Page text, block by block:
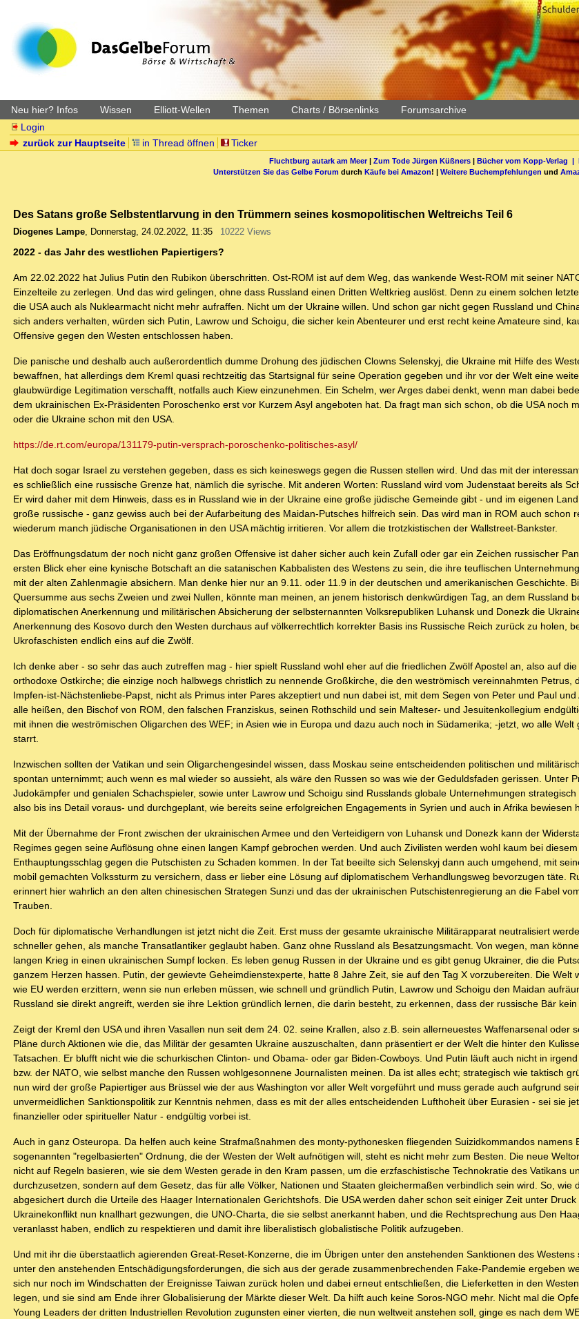
Neu hier? Infos Wissen Elliott-Wellen Themen Charts / Börsenlinks Forumsarchive
Login
zurück zur Hauptseite
in Thread öffnen Ticker
Fluchtburg autark am Meer| Zum Tode Jürgen Küßners| Bücher vom Kopp-Verlag |
Unterstützen Sie das Gelbe Forum durch Käufe bei Amazon! | Weitere Buchempfehlungen und
Des Satans große Selbstentlarvung in den Trümmern seines kosmopolitischen Weltreichs Teil 6
Diogenes Lampe, Donnerstag, 24.02.2022, 11:35 10222 Views
2022 - das Jahr des westlichen Papiertigers?
Am 22.02.2022 hat Julius Putin den Rubikon überschritten. Ost-ROM ist auf dem Weg, das wankende West-ROM mit seiner
Einzelteile zu zerlegen. Und das wird gelingen, ohne dass Russland einen Dritten Weltkrieg auslöst. Denn zu einem solchen
die USA auch als Nuklearmacht nicht mehr aufraffen. Nicht um der Ukraine willen. Und schon gar nicht gegen Russland und
sich anders verhalten, würden sich Putin, Lawrow und Schoigu, die sicher kein Abenteurer und erst recht keine Amateure sind,
Offensive gegen den Westen entschlossen haben.
Die panische und deshalb auch außerordentlich dumme Drohung des jüdischen Clowns Selenskyj, die Ukraine mit Hilfe des
bewaffnen, hat allerdings dem Kreml quasi rechtzeitig das Startsignal für seine Operation gegeben und ihr vor der Welt eine
glaubwürdige Legitimation verschafft, notfalls auch Kiew einzunehmen. Ein Schelm, wer Arges dabei denkt, wenn man dabei
dem ukrainischen Ex-Präsidenten Poroschenko erst vor Kurzem Asyl angeboten hat. Da fragt man sich schon, ob die USA noch
oder die Ukraine schon mit den USA.
https://de.rt.com/europa/131179-putin-versprach-poroschenko-politisches-asyl/
Hat doch sogar Israel zu verstehen gegeben, dass es sich keineswegs gegen die Russen stellen wird. Und das mit der
es schließlich eine russische Grenze hat, nämlich die syrische. Mit anderen Worten: Russland wird vom Judenstaat bereits als
Er wird daher mit dem Hinweis, dass es in Russland wie in der Ukraine eine große jüdische Gemeinde gibt - und im eigenen
große russische - ganz gewiss auch bei der Aufarbeitung des Maidan-Putsches hilfreich sein. Das wird man in ROM auch schon
wiederum manch jüdische Organisationen in den USA mächtig irritieren. Vor allem die trotzkistischen der Wallstreet-Bankster.
Das Eröffnungsdatum der noch nicht ganz großen Offensive ist daher sicher auch kein Zufall oder gar ein Zeichen russischer
ersten Blick eher eine kynische Botschaft an die satanischen Kabbalisten des Westens zu sein, die ihre teuflischen
mit der alten Zahlenmagie absichern. Man denke hier nur an 9.11. oder 11.9 in der deutschen und amerikanischen Geschichte.
Quersumme aus sechs Zweien und zwei Nullen, könnte man meinen, an jenem historisch denkwürdigen Tag, an dem Russland
diplomatischen Anerkennung und militärischen Absicherung der selbsternannten Volksrepubliken Luhansk und Donezk die
Anerkennung des Kosovo durch den Westen durchaus auf völkerrechtlich korrekter Basis ins Russische Reich zurück zu holen,
Ukrofaschisten endlich eins auf die Zwölf.
Ich denke aber - so sehr das auch zutreffen mag - hier spielt Russland wohl eher auf die friedlichen Zwölf Apostel an, also auf
orthodoxe Ostkirche; die einzige noch halbwegs christlich zu nennende Großkirche, die den weströmisch vereinnahmten Petrus,
Impfen-ist-Nächstenliebe-Papst, nicht als Primus inter Pares akzeptiert und nun dabei ist, mit dem Segen von Peter und Paul
alle heißen, den Bischof von ROM, den falschen Franziskus, seinen Rothschild und sein Malteser- und Jesuitenkollegium
mit ihnen die weströmischen Oligarchen des WEF; in Asien wie in Europa und dazu auch noch in Südamerika; -jetzt, wo alle
starrt.
Inzwischen sollten der Vatikan und sein Oligarchengesindel wissen, dass Moskau seine entscheidenden politischen und
spontan unternimmt; auch wenn es mal wieder so aussieht, als wäre den Russen so was wie der Geduldsfaden gerissen. Unter
Judokämpfer und genialen Schachspieler, sowie unter Lawrow und Schoigu sind Russlands globale Unternehmungen
also bis ins Detail voraus- und durchgeplant, wie bereits seine erfolgreichen Engagements in Syrien und auch in Afrika bewiesen
Mit der Übernahme der Front zwischen der ukrainischen Armee und den Verteidigern von Luhansk und Donezk kann der
Regimes gegen seine Auflösung ohne einen langen Kampf gebrochen werden. Und auch Zivilisten werden wohl kaum bei
Enthauptungsschlag gegen die Putschisten zu Schaden kommen. In der Tat beeilte sich Selenskyj dann auch umgehend, mit
mobil gemachten Volkssturm zu versichern, dass er lieber eine Lösung auf diplomatischem Verhandlungsweg bevorzugen täte.
erinnert hier wahrlich an den alten chinesischen Strategen Sunzi und das der ukrainischen Putschistenregierung an die Fabel
Trauben.
Doch für diplomatische Verhandlungen ist jetzt nicht die Zeit. Erst muss der gesamte ukrainische Militärapparat neutralisiert
schneller gehen, als manche Transatlantiker geglaubt haben. Ganz ohne Russland als Besatzungsmacht. Von wegen, man
langen Krieg in einen ukrainischen Sumpf locken. Es leben genug Russen in der Ukraine und es gibt genug Ukrainer, die die
ganzem Herzen hassen. Putin, der gewievte Geheimdienstexperte, hatte 8 Jahre Zeit, sie auf den Tag X vorzubereiten. Die Welt
wie EU werden erzittern, wenn sie nun erleben müssen, wie schnell und gründlich Putin, Lawrow und Schoigu den Maidan
Russland sie direkt angreift, werden sie ihre Lektion gründlich lernen, die darin besteht, zu erkennen, dass der russische Bär
Zeigt der Kreml den USA und ihren Vasallen nun seit dem 24. 02. seine Krallen, also z.B. sein allerneuestes Waffenarsenal oder
Pläne durch Aktionen wie die, das Militär der gesamten Ukraine auszuschalten, dann präsentiert er der Welt die hinter den
Tatsachen. Er blufft nicht wie die schurkischen Clinton- und Obama- oder gar Biden-Cowboys. Und Putin läuft auch nicht in
bzw. der NATO, wie selbst manche den Russen wohlgesonnene Journalisten meinen. Da ist alles echt; strategisch wie taktisch
nun wird der große Papiertiger aus Brüssel wie der aus Washington vor aller Welt vorgeführt und muss gerade auch aufgrund
unvermeidlichen Sanktionspolitik zur Kenntnis nehmen, dass es mit der alles entscheidenden Lufthoheit über Eurasien - sei sie
finanzieller oder spiritueller Natur - endgültig vorbei ist.
Auch in ganz Osteuropa. Da helfen auch keine Strafmaßnahmen des monty-pythonesken fliegenden Suizidkommandos namens
sogenannten "regelbasierten" Ordnung, die der Westen der Welt aufnötigen will, steht es nicht mehr zum Besten. Die neue
nicht auf Regeln basieren, wie sie dem Westen gerade in den Kram passen, um die erzfaschistische Technokratie des Vatikans
durchzusetzen, sondern auf dem Gesetz, das für alle Völker, Nationen und Staaten gleichermaßen verbindlich sein wird. So, wie
abgesichert durch die Urteile des Haager Internationalen Gerichtshofs. Die USA werden daher schon seit einiger Zeit unter Druck
Ukrainekonflikt nun knallhart gezwungen, die UNO-Charta, die sie selbst anerkannt haben, und die Rechtsprechung aus Den
veranlasst haben, endlich zu respektieren und damit ihre liberalistisch globalistische Politik aufzugeben.
Und mit ihr die überstaatlich agierenden Great-Reset-Konzerne, die im Übrigen unter den anstehenden Sanktionen des Westens
unter den anstehenden Entschädigungsforderungen, die sich aus der gerade zusammenbrechenden Fake-Pandemie ergeben
sich nur noch im Windschatten der Ereignisse Taiwan zurück holen und dabei erneut entschließen, die Lieferketten in den
legen, und sie sind am Ende ihrer Globalisierung der Märkte dieser Welt. Da hilft auch keine Soros-NGO mehr. Nicht mal die
Young Leaders der dritten Industriellen Revolution zugunsten einer vierten, die nun weltweit anstehen soll, ginge es nach dem